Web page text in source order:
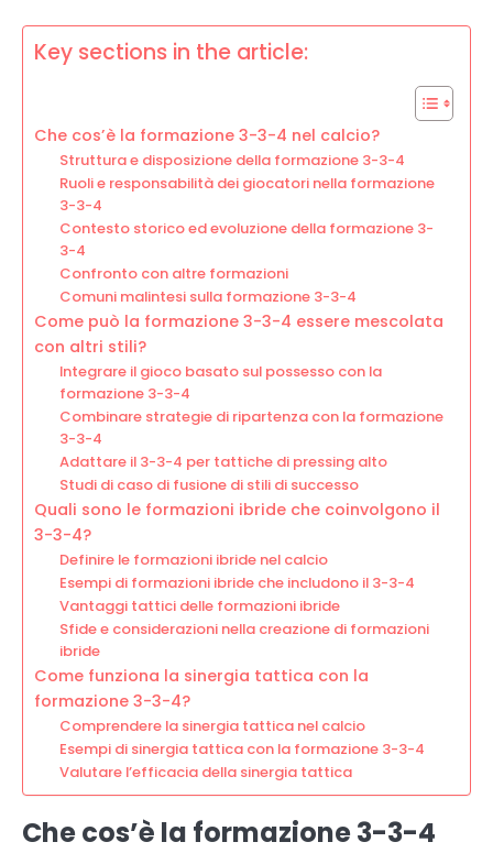
Key sections in the article:
Che cos’è la formazione 3-3-4 nel calcio?
Struttura e disposizione della formazione 3-3-4
Ruoli e responsabilità dei giocatori nella formazione
3-3-4
Contesto storico ed evoluzione della formazione 3-
3-4
Confronto con altre formazioni
Comuni malintesi sulla formazione 3-3-4
Come può la formazione 3-3-4 essere mescolata
con altri stili?
Integrare il gioco basato sul possesso con la
formazione 3-3-4
Combinare strategie di ripartenza con la formazione
3-3-4
Adattare il 3-3-4 per tattiche di pressing alto
Studi di caso di fusione di stili di successo
Quali sono le formazioni ibride che coinvolgono il
3-3-4?
Definire le formazioni ibride nel calcio
Esempi di formazioni ibride che includono il 3-3-4
Vantaggi tattici delle formazioni ibride
Sfide e considerazioni nella creazione di formazioni
ibride
Come funziona la sinergia tattica con la
formazione 3-3-4?
Comprendere la sinergia tattica nel calcio
Esempi di sinergia tattica con la formazione 3-3-4
Valutare l’efficacia della sinergia tattica
Che cos’è la formazione 3-3-4